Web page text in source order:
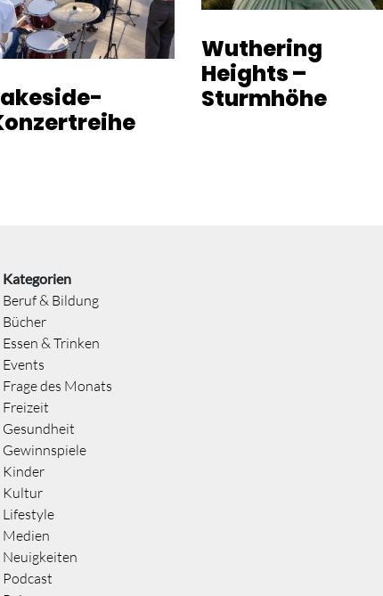
Wuthering
Heights –
Sturmhöhe
Kategorien
Beruf & Bildung
Bücher
Essen & Trinken
Events
Frage des Monats
Freizeit
Gesundheit
Gewinnspiele
Kinder
Kultur
Lifestyle
Medien
Neuigkeiten
Podcast